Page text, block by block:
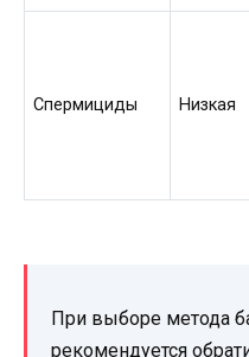
Спермициды Низкая
При выборе метода
рекомендуется